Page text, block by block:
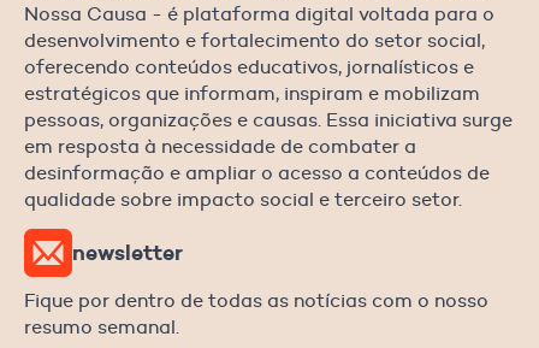
Nossa Causa - é plataforma digital voltada para o
desenvolvimento e fortalecimento do setor social,
oferecendo conteúdos educativos, jornalísticos e
estratégicos que informam, inspiram e mobilizam
pessoas, organizações e causas. Essa iniciativa surge
em resposta à necessidade de combater a
desinformação e ampliar o acesso a conteúdos de
qualidade sobre impacto social e terceiro setor.
newsletter
Fique por dentro de todas as notícias com o nosso
resumo semanal.